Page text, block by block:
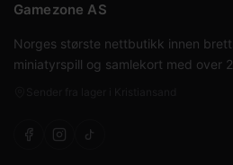
Gamezone AS
Norges største nettbutikk innen
miniatyrspill og samlekort med over